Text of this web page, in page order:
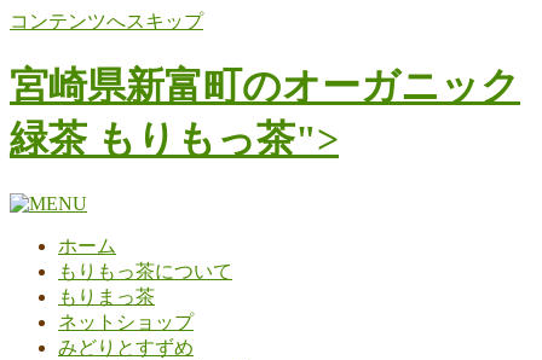
コンテンツへスキップ
宮崎県新富町のオーガニック
緑茶 もりもっ茶">
ホーム
もりもっ茶について
もりまっ茶
ネットショップ
みどりとすずめ